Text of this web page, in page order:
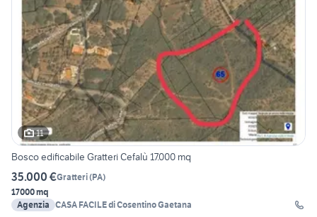
11
Bosco edificabile Gratteri Cefalù 17.000 mq
35.000 €Gratteri(PA)
17000 mq
Agenzia CASA FACILE di Cosentino Gaetana